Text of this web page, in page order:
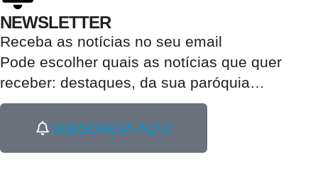
NEWSLETTER
Receba as notícias no seu email​
Pode escolher quais as notícias que quer
receber: destaques, da sua paróquia…
SUBSCREVA AQUI